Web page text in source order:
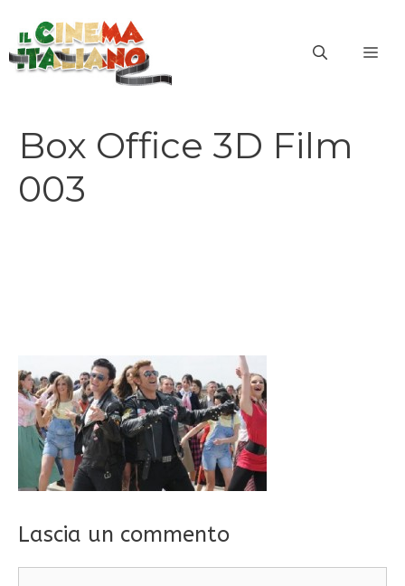
contenuto
Box Office 3D Film
003
Lascia un commento